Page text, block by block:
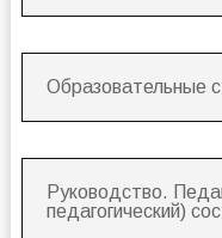
Образовательные
Руководство.
педагогический)